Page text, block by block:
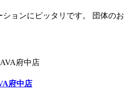
ションにピッタリです。 団体のお
府中店